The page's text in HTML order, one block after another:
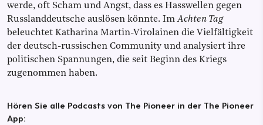
werde, oft Scham und Angst, dass es Hasswellen gegen
Russlanddeutsche auslösen könnte. ImAchten Tag
beleuchtet Katharina Martin-Virolainen die Vielfältigkeit
der deutsch-russischen Community und analysiert ihre
politischen Spannungen, die seit Beginn des Kriegs
zugenommen haben.
Hören Sie alle Podcasts von The Pioneer in der The Pioneer
App: